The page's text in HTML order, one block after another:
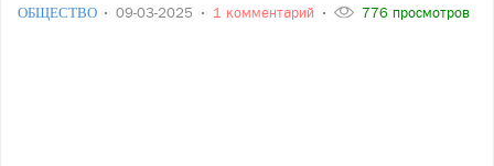
ОБЩЕСТВО 09-03-2025 1 комментарий 776 просмотров